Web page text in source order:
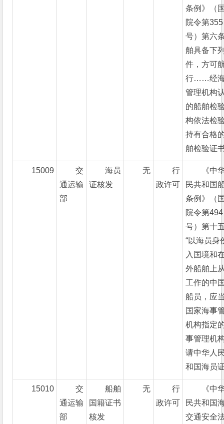
条例》（
院令第355
号）第六
舶具备下
件，方可
行……经
管理机构
的船舶检
构依法检
持有合格
舶检验证
15009
交
通运输
部
海员
证核发
无
行
政许可
《中
民共和国
条例》（
院令第494
号）第十
“以海员身
入国境和
外船舶上
工作的中
船员，应
国家海事
机构指定
事管理机
请中华人
和国海员
15010
交
通运输
部
船舶
国籍证书
核发
无
行
政许可
《中
民共和国
交通安全